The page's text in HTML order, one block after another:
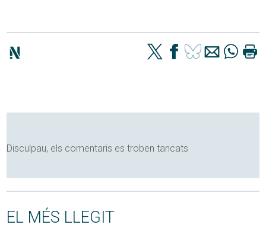
Disculpau, els comentaris es troben tancats
EL MÉS LLEGIT